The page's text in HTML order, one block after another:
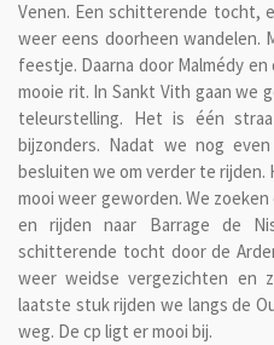
Venen. Een schitterende tocht,
weer eens doorheen wandelen.
feestje. Daarna door Malmédy
mooie rit. In Sankt Vith gaan we
teleurstelling. Het is één
bijzonders. Nadat we nog
besluiten we om verder te
mooi weer geworden. We
en rijden naar Barrage de
schitterende tocht door de
weer weidse vergezichten
laatste stuk rijden we langs de
weg. De cp ligt er mooi bij.